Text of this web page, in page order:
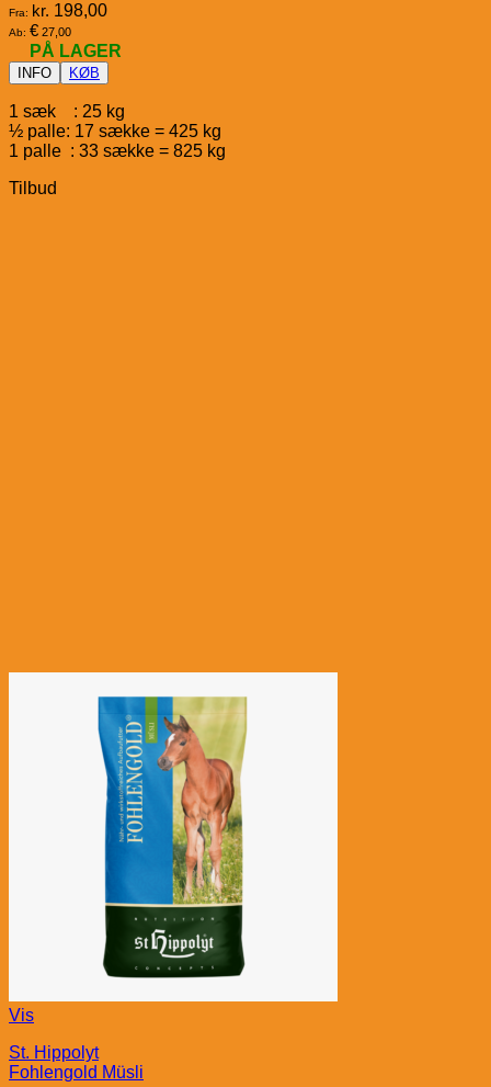
Fra: kr. 198,00
Ab: € 27,00
PÅ LAGER
INFO KØB
1 sæk : 25 kg
½ palle: 17 sække = 425 kg
1 palle : 33 sække = 825 kg
Tilbud
Vis
St. Hippolyt
Fohlengold Müsli